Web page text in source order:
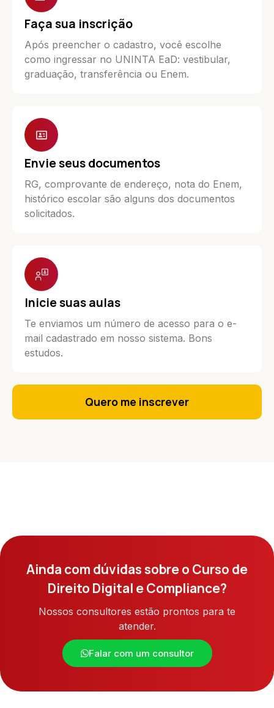
Faça sua inscrição
Após preencher o cadastro, você escolhe
como ingressar no UNINTA EaD: vestibular,
graduação, transferência ou Enem.
Envie seus documentos
RG, comprovante de endereço, nota do Enem,
histórico escolar são alguns dos documentos
solicitados.
Inicie suas aulas
Te enviamos um número de acesso para o e-
mail cadastrado em nosso sistema. Bons
estudos.
Quero me inscrever
Ainda com dúvidas sobre o Curso de
Direito Digital e Compliance?
Nossos consultores estão prontos para te
atender.
Falar com um consultor